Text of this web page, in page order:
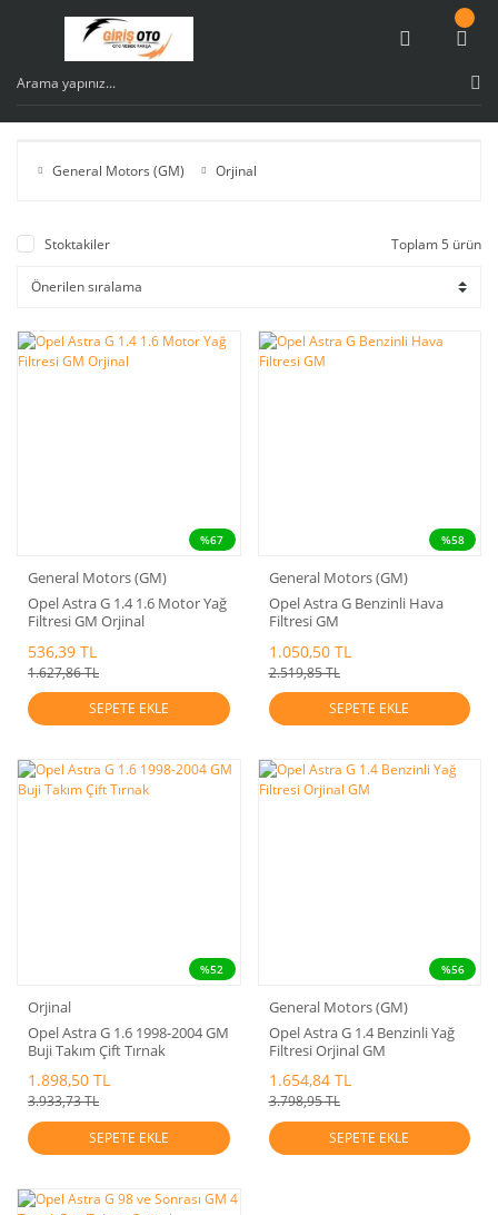
General Motors (GM) Orjinal
Stoktakiler Toplam 5 ürün
%67
General Motors (GM)
Opel Astra G 1.4 1.6 Motor Yağ
Filtresi GM Orjinal
536,39 TL
1.627,86 TL
SEPETE EKLE
%58
General Motors (GM)
Opel Astra G Benzinli Hava
Filtresi GM
1.050,50 TL
2.519,85 TL
SEPETE EKLE
%52
Orjinal
Opel Astra G 1.6 1998-2004 GM
Buji Takım Çift Tırnak
1.898,50 TL
3.933,73 TL
SEPETE EKLE
%56
General Motors (GM)
Opel Astra G 1.4 Benzinli Yağ
Filtresi Orjinal GM
1.654,84 TL
3.798,95 TL
SEPETE EKLE